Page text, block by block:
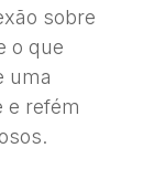
sobre
o que
uma
e refém